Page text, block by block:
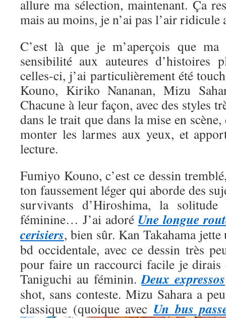
allure ma sélection, maintenant. Ça
mais au moins, je n’ai pas l’air ridicule
C’est là que je m’aperçois que
sensibilité aux auteures d’histoires
celles-ci, j’ai particulièrement été
Kouno, Kiriko Nananan, Mizu
Chacune à leur façon, avec des styles
dans le trait que dans la mise en
monter les larmes aux yeux, et
lecture.
Fumiyo Kouno, c’est ce dessin
ton faussement léger qui aborde des
survivants d’Hiroshima, la
féminine… J’ai adoré Une longue
cerisiers, bien sûr. Kan Takahama
bd occidentale, avec ce dessin très
pour faire un raccourci facile je dirais
Taniguchi au féminin.Deux expressos
shot, sans conteste. Mizu Sahara a
classique (quoique avec Un bus